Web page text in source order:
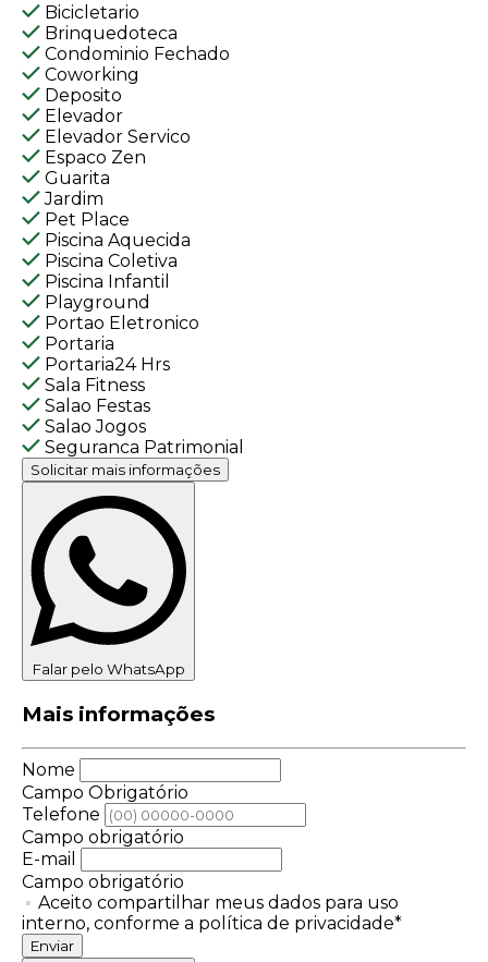
Bicicletario
Brinquedoteca
Condominio Fechado
Coworking
Deposito
Elevador
Elevador Servico
Espaco Zen
Guarita
Jardim
Pet Place
Piscina Aquecida
Piscina Coletiva
Piscina Infantil
Playground
Portao Eletronico
Portaria
Portaria24 Hrs
Sala Fitness
Salao Festas
Salao Jogos
Seguranca Patrimonial
Solicitar mais informações
Falar pelo WhatsApp
Mais informações
Nome
Campo Obrigatório
Telefone
Campo obrigatório
E-mail
Campo obrigatório
Aceito compartilhar meus dados para uso
interno, conforme a política de privacidade*
Enviar